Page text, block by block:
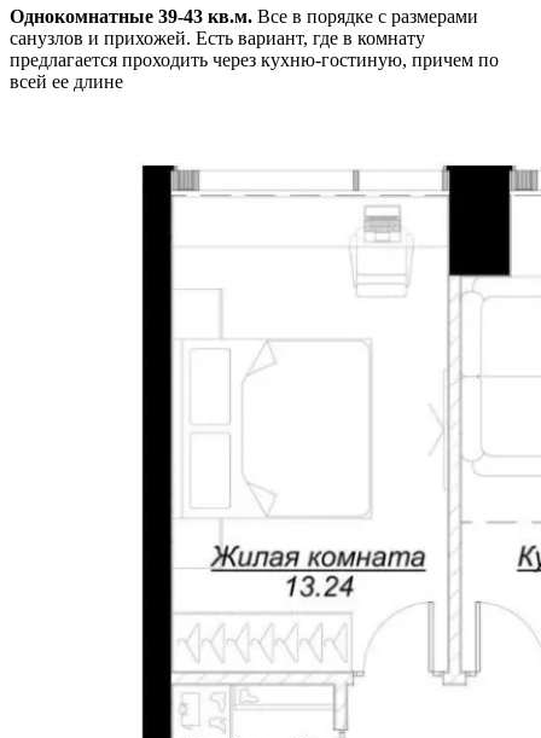
Однокомнатные 39-43 кв.м. Все в порядке с размерами
санузлов и прихожей. Есть вариант, где в комнату
предлагается проходить через кухню-гостиную, причем по
всей ее длине